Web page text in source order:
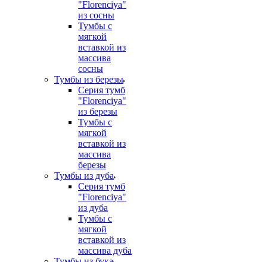
"Florenciya"
из сосны
Тумбы с
мягкой
вставкой из
массива
сосны
Тумбы из березы
Серия тумб
"Florenciya"
из березы
Тумбы с
мягкой
вставкой из
массива
березы
Тумбы из дуба
Серия тумб
"Florenciya"
из дуба
Тумбы с
мягкой
вставкой из
массива дуба